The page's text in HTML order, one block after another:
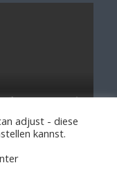
adjust - diese
kannst.